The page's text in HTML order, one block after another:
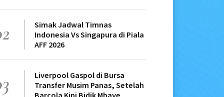
Simak Jadwal Timnas
Indonesia Vs Singapura di Piala
AFF 2026
Liverpool Gaspol di Bursa
Transfer Musim Panas, Setelah